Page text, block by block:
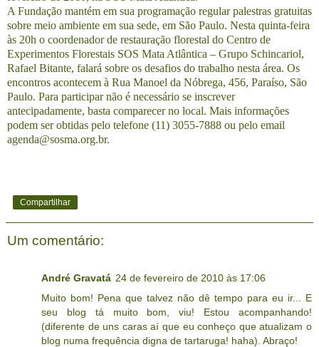
A Fundação mantém em sua programação regular palestras gratuitas
sobre meio ambiente em sua sede, em São Paulo. Nesta quinta-feira
às 20h o coordenador de restauração florestal do Centro de
Experimentos Florestais SOS Mata Atlântica – Grupo Schincariol,
Rafael Bitante, falará sobre os desafios do trabalho nesta área. Os
encontros acontecem à Rua Manoel da Nóbrega, 456, Paraíso, São
Paulo. Para participar não é necessário se inscrever
antecipadamente, basta comparecer no local. Mais informações
podem ser obtidas pelo telefone (11) 3055-7888 ou pelo email
agenda@sosma.org.br.
Compartilhar
Um comentário:
André Gravatá 24 de fevereiro de 2010 às 17:06
Muito bom! Pena que talvez não dê tempo para eu ir... E
seu blog tá muito bom, viu! Estou acompanhando!
(diferente de uns caras aí que eu conheço que atualizam o
blog numa frequência digna de tartaruga! haha). Abraço!